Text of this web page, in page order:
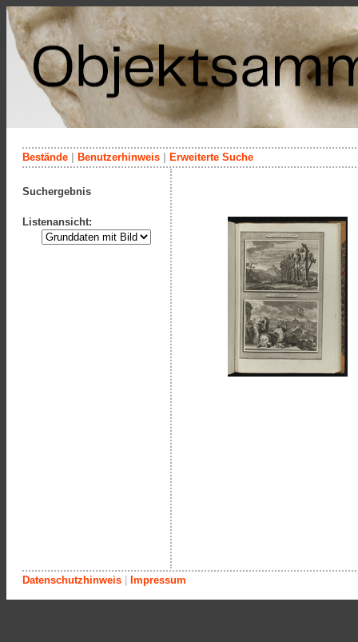
Bestände Benutzerhinweis Erweiterte Suche
Suchergebnis
Listenansicht:
Datenschutzhinweis Impressum